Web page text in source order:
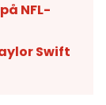
NFL-
Swift